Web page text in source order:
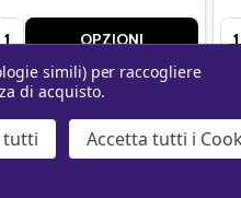
OPZIONI
simili) per raccogliere
di acquisto.
tutti Accetta tutti i